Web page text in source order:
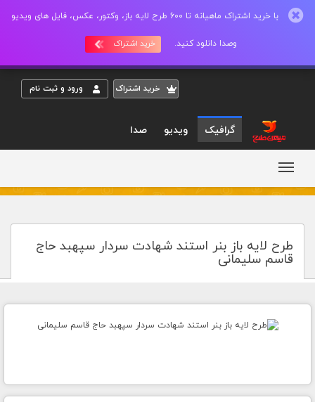
با خرید اشتراک ماهیانه تا 600 طرح لایه باز، وکتور، عکس، فایل های ویدیو
وصدا دانلود کنید. خرید اشتراک
خريد اشتراک ورود و ثبت نام
گرافیک ویدیو صدا
طرح لایه باز بنر استند شهادت سردار سپهبد حاج
قاسم سلیمانی